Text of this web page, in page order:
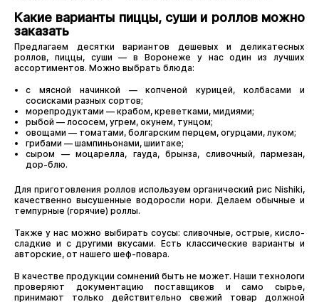
Какие варианты пиццы, суши и роллов можно
заказать
Предлагаем десятки вариантов дешевых и деликатесных
роллов, пиццы, суши — в Воронеже у нас один из лучших
ассортиментов. Можно выбрать блюда:
с мясной начинкой — копченой курицей, колбасами и
сосисками разных сортов;
морепродуктами — крабом, креветками, мидиями;
рыбой — лососем, угрем, окунем, тунцом;
овощами — томатами, болгарским перцем, огурцами, луком;
грибами — шампиньонами, шиитаке;
сыром — моцарелла, гауда, брынза, сливочный, пармезан,
дор-блю.
Для приготовления роллов используем органический рис Nishiki,
качественно высушенные водоросли нори. Делаем обычные и
темпурные (горячие) роллы.
Также у нас можно выбирать соусы: сливочные, острые, кисло-
сладкие и с другими вкусами. Есть классические варианты и
авторские, от нашего шеф-повара.
В качестве продукции сомнений быть не может. Наши технологи
проверяют документацию поставщиков и само сырье,
принимают только действительно свежий товар должной